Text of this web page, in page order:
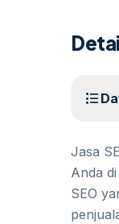
format_list_bulleted
Jasa
Anda
SEO